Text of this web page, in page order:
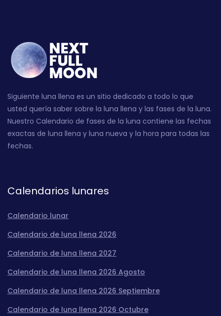
Siguiente luna llena es un sitio dedicado a todo lo que
usted quería saber sobre la luna llena y las fases de la luna.
Nuestro Calendario de fases de la luna contiene las fechas
exactas de luna llena y luna nueva y la hora para todas las
fechas.
Calendarios lunares
Calendario lunar
Calendario de luna llena 2026
Calendario de luna llena 2027
Calendario de luna llena 2026 Agosto
Calendario de luna llena 2026 Septiembre
Calendario de luna llena 2026 Octubre